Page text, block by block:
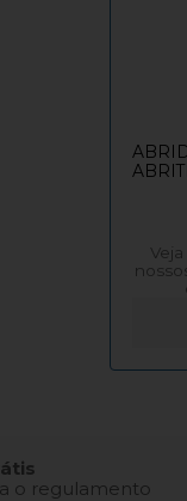
o regulamento